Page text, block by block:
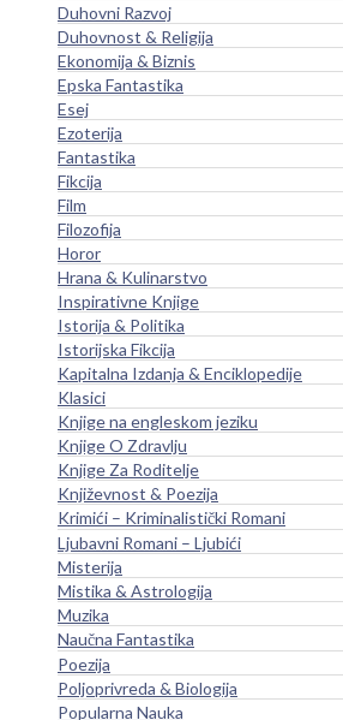
Duhovni Razvoj
Duhovnost & Religija
Ekonomija & Biznis
Epska Fantastika
Esej
Ezoterija
Fantastika
Fikcija
Film
Filozofija
Horor
Hrana & Kulinarstvo
Inspirativne Knjige
Istorija & Politika
Istorijska Fikcija
Kapitalna Izdanja & Enciklopedije
Klasici
Knjige na engleskom jeziku
Knjige O Zdravlju
Knjige Za Roditelje
Književnost & Poezija
Krimići – Kriminalistički Romani
Ljubavni Romani – Ljubići
Misterija
Mistika & Astrologija
Muzika
Naučna Fantastika
Poezija
Poljoprivreda & Biologija
Popularna Nauka